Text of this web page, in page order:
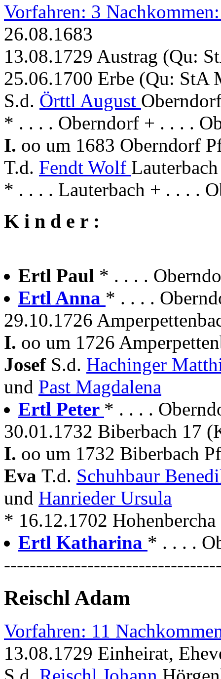
Vorfahren: 3
26.08.1683
13.08.1729 Austrag (Qu:
25.06.1700 Erbe (Qu: StA
S.d. Örttl August
* . . . . Oberndorf + . . . .
I. oo um 1683 Oberndorf
T.d. Fendt Wolf
* . . . . Lauterbach + . . . .
K i n d e r :
Ertl Paul * . . . .
Ertl Anna * . . . .
29.10.1726
I. oo um 1726
Josef S.d. Hachinger
und Past Magdalena
Ertl Peter * . . . .
30.01.1732 Biberbach 17
I. oo um 1732 Biberbach
Eva T.d. Schuhbaur
und Hanrieder Ursula
* 16.12.1702
Ertl Katharina * . . . .
Reischl Adam
Vorfahren: 11
13.08.1729 Einheirat,